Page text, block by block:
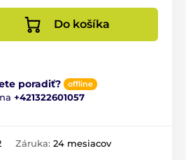
Do košíka
poradiť? offline
+421322601057
Záruka: 24 mesiacov